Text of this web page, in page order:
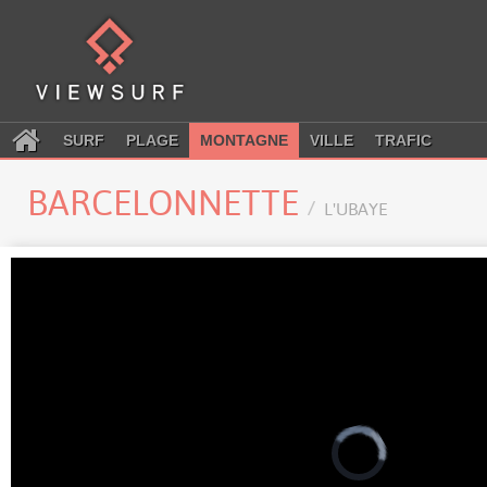
SURF PLAGE MONTAGNE VILLE TRAFIC
BARCELONNETTE L'UBAYE